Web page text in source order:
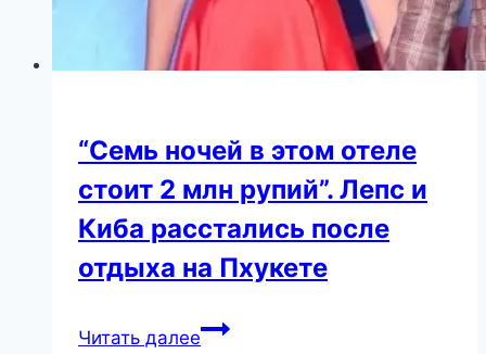
“Семь ночей в этом отеле
стоит 2 млн рупий”. Лепс и
Киба расстались после
отдыха на Пхукете
Читать далее“Семь